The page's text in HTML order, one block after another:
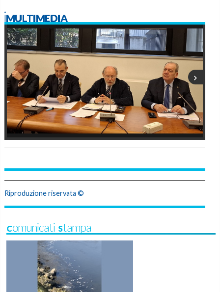
iMULTIMEDIA
›
Riproduzione riservata ©
Comunicati Stampa